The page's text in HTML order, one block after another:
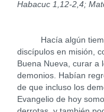
Habacuc 1,12-2,4;
Hacía algún
discípulos en misión,
Buena Nueva, curar a
demonios. Habían
de que incluso los
Evangelio de hoy